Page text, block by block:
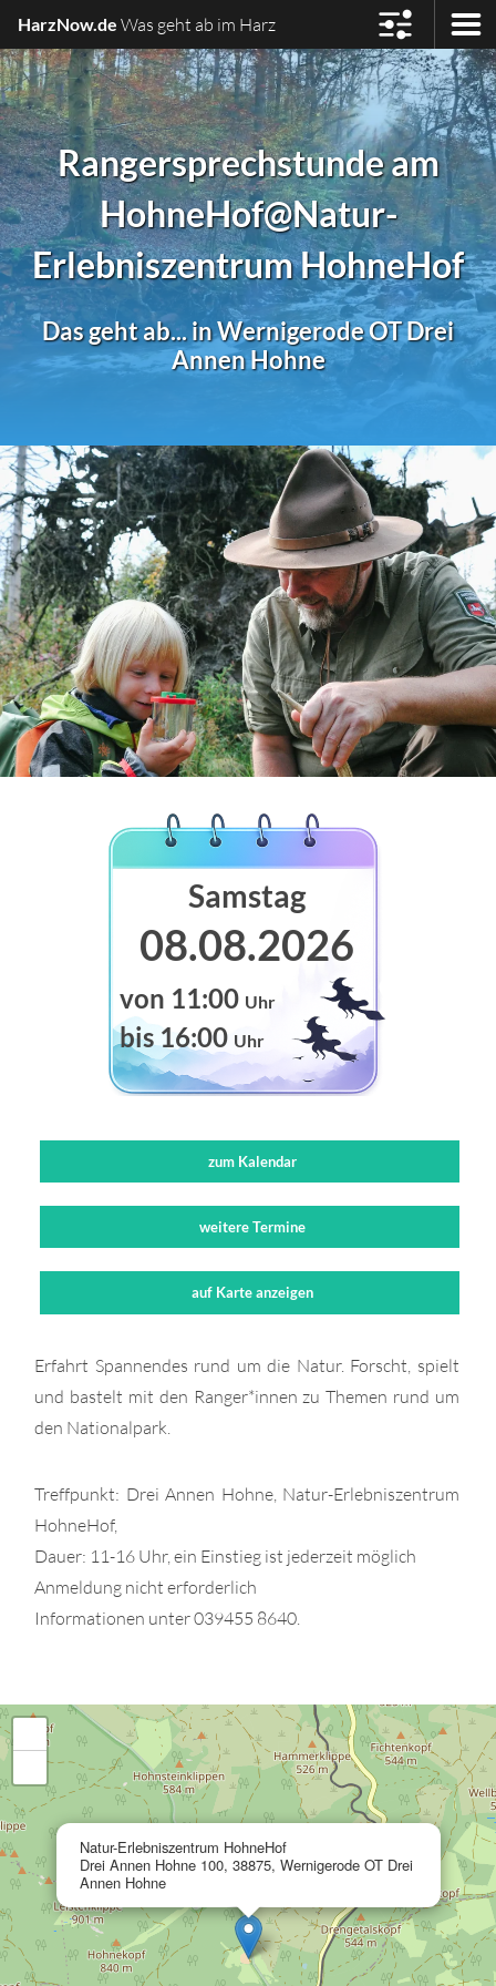
HarzNow.de Was geht ab im Harz
Rangersprechstunde am
HohneHof@Natur-
Erlebniszentrum HohneHof
Das geht ab... in Wernigerode OT Drei
Annen Hohne
Samstag
08.08.2026
von 11:00 Uhr
bis 16:00 Uhr
zum Kalendar
weitere Termine
auf Karte anzeigen
Erfahrt Spannendes rund um die Natur. Forscht, spielt
und bastelt mit den Ranger*innen zu Themen rund um
den Nationalpark.
Treffpunkt: Drei Annen Hohne, Natur-Erlebniszentrum
HohneHof,
Dauer: 11-16 Uhr, ein Einstieg ist jederzeit möglich
Anmeldung nicht erforderlich
Informationen unter 039455 8640.
Natur-Erlebniszentrum HohneHof
Drei Annen Hohne 100, 38875, Wernigerode OT Drei
Annen Hohne